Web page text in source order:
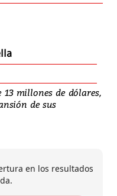
millones de dólares,
de sus
en los resultados